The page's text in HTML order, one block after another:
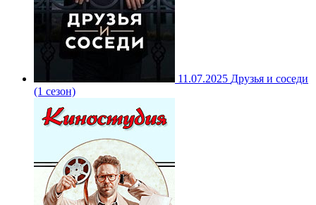
11.07.2025 Друзья и соседи
(1 сезон)